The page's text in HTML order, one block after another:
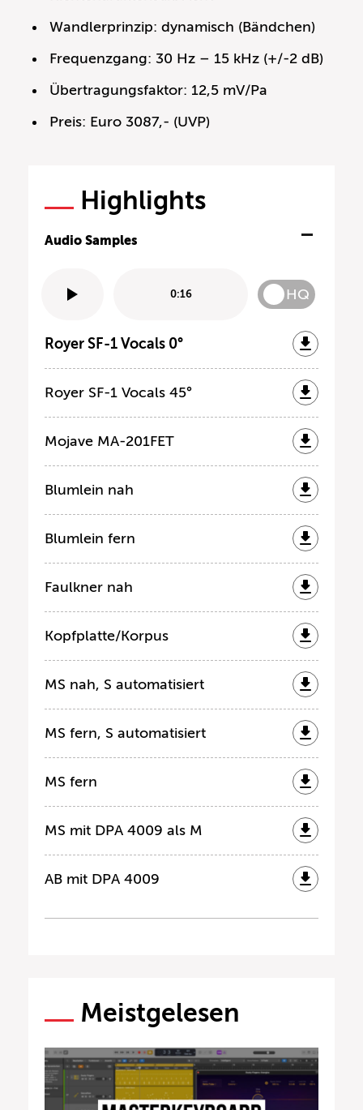
Wandlerprinzip: dynamisch (Bändchen)
Frequenzgang: 30 Hz – 15 kHz (+/-2 dB)
Übertragungsfaktor: 12,5 mV/Pa
Preis: Euro 3087,- (UVP)
Highlights
Audio Samples
0:16 HQ
Royer SF-1 Vocals 0°
Royer SF-1 Vocals 45°
Mojave MA-201FET
Blumlein nah
Blumlein fern
Faulkner nah
Kopfplatte/Korpus
MS nah, S automatisiert
MS fern, S automatisiert
MS fern
MS mit DPA 4009 als M
AB mit DPA 4009
Meistgelesen